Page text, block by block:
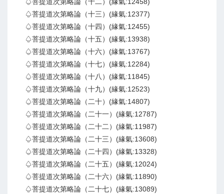
♤菩提道次第略論（十二）(緣氣:12458)
♤菩提道次第略論（十三）(緣氣:12377)
♤菩提道次第略論（十四）(緣氣:12455)
♤菩提道次第略論（十五）(緣氣:13938)
♤菩提道次第略論（十六）(緣氣:13767)
♤菩提道次第略論（十七）(緣氣:12284)
♤菩提道次第略論（十八）(緣氣:11845)
♤菩提道次第略論（十九）(緣氣:12523)
♤菩提道次第略論（二十）(緣氣:14807)
♤菩提道次第略論（二十一）(緣氣:12787)
♤菩提道次第略論（二十二）(緣氣:11987)
♤菩提道次第略論（二十三）(緣氣:13608)
♤菩提道次第略論（二十四）(緣氣:13328)
♤菩提道次第略論（二十五）(緣氣:12024)
♤菩提道次第略論（二十六）(緣氣:11890)
♤菩提道次第略論（二十七）(緣氣:13089)